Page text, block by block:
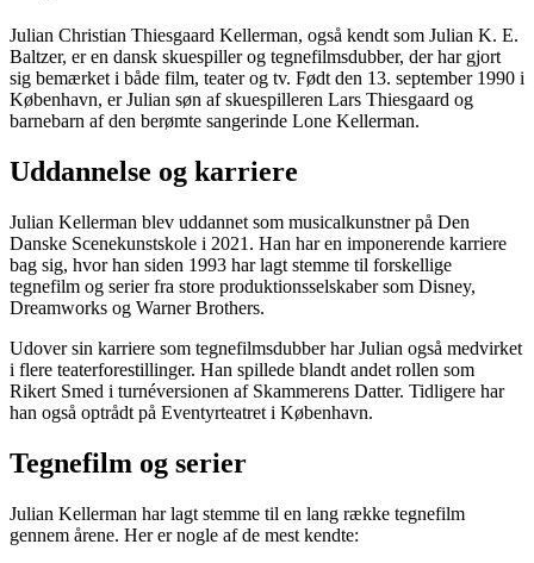
Julian Christian Thiesgaard Kellerman, også kendt som Julian K. E.
Baltzer, er en dansk skuespiller og tegnefilmsdubber, der har gjort
sig bemærket i både film, teater og tv. Født den 13. september 1990 i
København, er Julian søn af skuespilleren Lars Thiesgaard og
barnebarn af den berømte sangerinde Lone Kellerman.
Uddannelse og karriere
Julian Kellerman blev uddannet som musicalkunstner på Den
Danske Scenekunstskole i 2021. Han har en imponerende karriere
bag sig, hvor han siden 1993 har lagt stemme til forskellige
tegnefilm og serier fra store produktionsselskaber som Disney,
Dreamworks og Warner Brothers.
Udover sin karriere som tegnefilmsdubber har Julian også medvirket
i flere teaterforestillinger. Han spillede blandt andet rollen som
Rikert Smed i turnéversionen af Skammerens Datter. Tidligere har
han også optrådt på Eventyrteatret i København.
Tegnefilm og serier
Julian Kellerman har lagt stemme til en lang række tegnefilm
gennem årene. Her er nogle af de mest kendte: